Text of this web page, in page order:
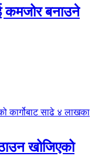
कमजोर बनाउने
खोजिएको